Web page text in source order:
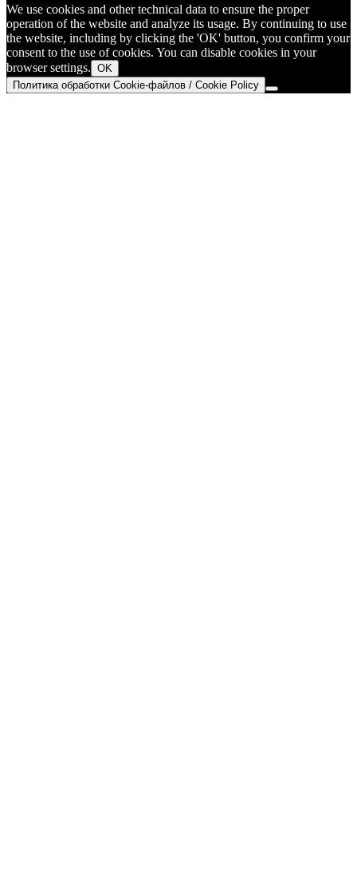
We use cookies and other technical data to ensure the proper
operation of the website and analyze its usage. By continuing to use
the website, including by clicking the 'OK' button, you confirm your
consent to the use of cookies. You can disable cookies in your
browser settings. OK
Политика обработки Cookie-файлов / Cookie Policy